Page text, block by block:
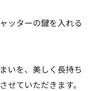
ッターの鍵を入れる
いを、美しく長持ち
せていただきます。